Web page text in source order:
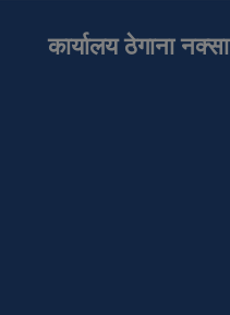
कार्यालय ठेगाना नक्सा